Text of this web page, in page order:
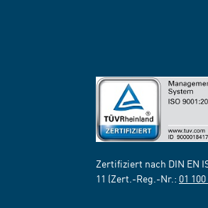
Zertifiziert nach DIN EN
11 (Zert.-Reg.-Nr.: 01